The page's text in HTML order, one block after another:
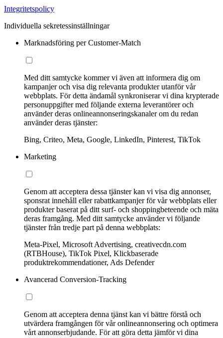
Integritetspolicy
Individuella sekretessinställningar
Marknadsföring per Customer-Match
Med ditt samtycke kommer vi även att informera dig om
kampanjer och visa dig relevanta produkter utanför vår
webbplats. För detta ändamål synkroniserar vi dina krypterade
personuppgifter med följande externa leverantörer och
använder deras onlineannonseringskanaler om du redan
använder deras tjänster:
Bing, Criteo, Meta, Google, LinkedIn, Pinterest, TikTok
Marketing
Genom att acceptera dessa tjänster kan vi visa dig annonser,
sponsrat innehåll eller rabattkampanjer för vår webbplats eller
produkter baserat på ditt surf- och shoppingbeteende och mäta
deras framgång. Med ditt samtycke använder vi följande
tjänster från tredje part på denna webbplats:
Meta-Pixel, Microsoft Advertising, creativecdn.com
(RTBHouse), TikTok Pixel, Klickbaserade
produktrekommendationer, Ads Defender
Avancerad Conversion-Tracking
Genom att acceptera denna tjänst kan vi bättre förstå och
utvärdera framgången för vår onlineannonsering och optimera
vårt annonserbjudande. För att göra detta jämför vi dina